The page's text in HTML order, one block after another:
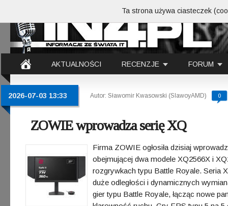
AKTUALNOŚCI RECENZJE FORUM
2026-07-03 13:33 Autor: Sławomir Kwasowski (SlawoyAMD) 0
ZOWIE wprowadza serię XQ
Firma ZOWIE ogłosiła dzisiaj
obejmującej dwa modele XQ2566X i
rozgrywkach typu Battle Royale. Seria
duże odległości i dynamicznych
gier typu Battle Royale, łącząc nowe
Ta strona używa ciasteczek